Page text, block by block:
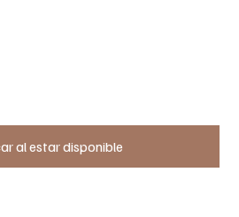
al estar disponible